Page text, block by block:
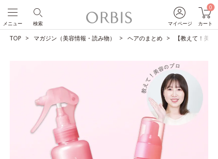
マイページ
0
カート
検索
メニュー
TOP マガジン（美容情報・読み物） ヘアのまとめ 【教えて！美